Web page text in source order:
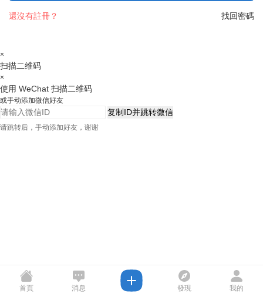
找回密碼
還沒有註冊？
×
扫描二维码
×
使用 WeChat 扫描二维码
或手动添加微信好友
复制ID并跳转微信
请跳转后，手动添加好友，谢谢
首頁 消息 發現 我的